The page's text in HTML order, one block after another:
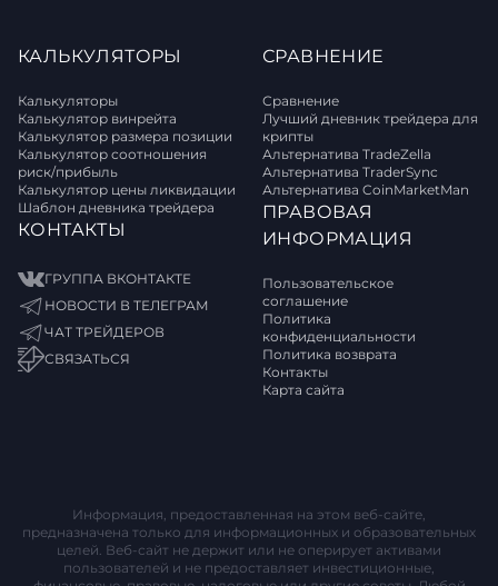
КАЛЬКУЛЯТОРЫ
Калькуляторы
Калькулятор винрейта
Калькулятор размера позиции
Калькулятор соотношения
риск/прибыль
Калькулятор цены ликвидации
Шаблон дневника трейдера
КОНТАКТЫ
ГРУППА ВКОНТАКТЕ
НОВОСТИ В ТЕЛЕГРАМ
ЧАТ ТРЕЙДЕРОВ
СВЯЗАТЬСЯ
СРАВНЕНИЕ
Сравнение
Лучший дневник трейдера для
крипты
Альтернатива TradeZella
Альтернатива TraderSync
Альтернатива CoinMarketMan
ПРАВОВАЯ
ИНФОРМАЦИЯ
Пользовательское
соглашение
Политика
конфиденциальности
Политика возврата
Контакты
Карта сайта
Информация, предоставленная на этом веб-сайте,
предназначена только для информационных и образовательных
целей. Веб-сайт не держит или не оперирует активами
пользователей и не предоставляет инвестиционные,